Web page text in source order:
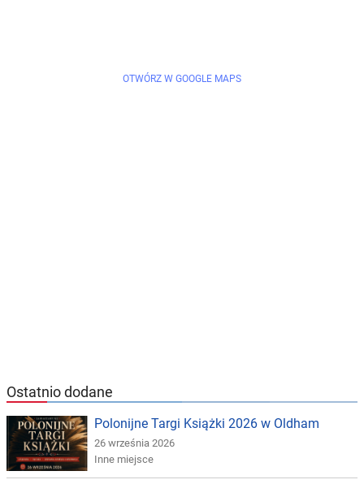
OTWÓRZ W GOOGLE MAPS
Ostatnio dodane
Polonijne Targi Książki 2026 w Oldham
26 września 2026
Inne miejsce